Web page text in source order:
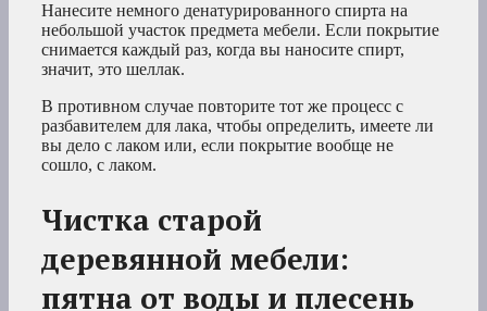
Нанесите немного денатурированного спирта на
небольшой участок предмета мебели. Если покрытие
снимается каждый раз, когда вы наносите спирт,
значит, это шеллак.
В противном случае повторите тот же процесс с
разбавителем для лака, чтобы определить, имеете ли
вы дело с лаком или, если покрытие вообще не
сошло, с лаком.
Чистка старой
деревянной мебели:
пятна от воды и плесень